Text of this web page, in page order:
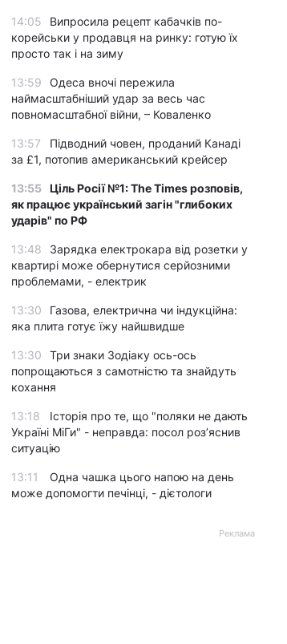
14:05
Випросила рецепт кабачків по-
корейськи у продавця на ринку: готую їх
просто так і на зиму
13:59
Одеса вночі пережила
наймасштабніший удар за весь час
повномасштабної війни, – Коваленко
13:57
Підводний човен, проданий Канаді
за £1, потопив американський крейсер
13:55 Ціль Росії №1: The Times розповів,
як працює український загін "глибоких
ударів" по РФ
13:48
Зарядка електрокара від розетки у
квартирі може обернутися серйозними
проблемами, - електрик
13:30
Газова, електрична чи індукційна:
яка плита готує їжу найшвидше
13:30
Три знаки Зодіаку ось-ось
попрощаються з самотністю та знайдуть
кохання
13:18
Історія про те, що "поляки не дають
Україні МіГи" - неправда: посол роз’яснив
ситуацію
13:11
Одна чашка цього напою на день
може допомогти печінці, - дієтологи
Реклама